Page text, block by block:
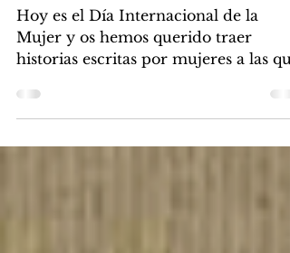
Literatura femenina en África
Hoy es el Día Internacional de la
Mujer y os hemos querido traer
historias escritas por mujeres a las que
no siempre se da voz.